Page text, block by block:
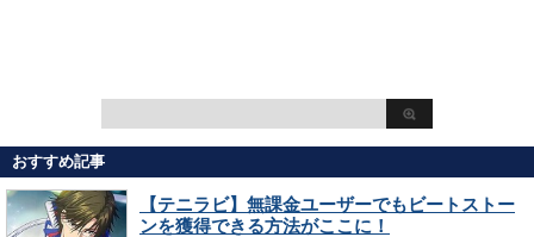
おすすめ記事
【テニラビ】無課金ユーザーでもビートストー
ンを獲得できる方法がここに！